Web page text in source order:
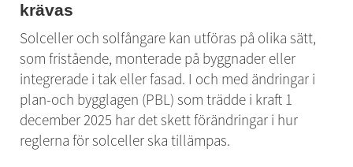
krävas
Solceller och solfångare kan utföras på olika sätt,
som fristående, monterade på byggnader eller
integrerade i tak eller fasad. I och med ändringar i
plan-och bygglagen (PBL) som trädde i kraft 1
december 2025 har det skett förändringar i hur
reglerna för solceller ska tillämpas.